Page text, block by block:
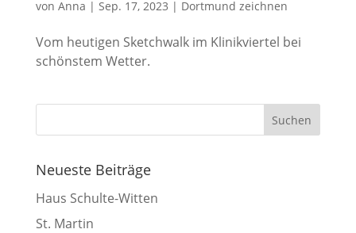
von Anna | Sep. 17, 2023 | Dortmund zeichnen
Vom heutigen Sketchwalk im Klinikviertel bei
schönstem Wetter.
Neueste Beiträge
Haus Schulte-Witten
St. Martin